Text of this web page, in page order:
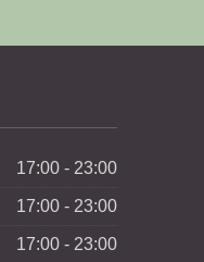
17:00 - 23:00
17:00 - 23:00
17:00 - 23:00